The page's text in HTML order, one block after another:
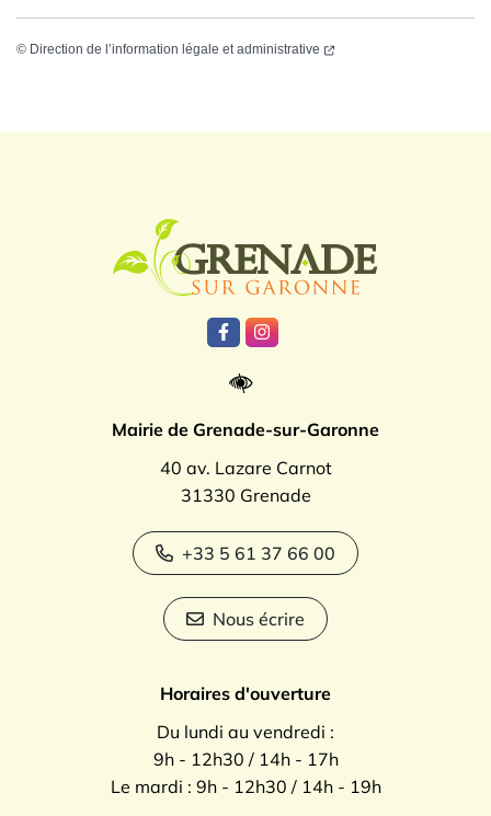
© Direction de l’information légale et administrative
Lien vers le compte Facebook
Lien vers le compte
Mairie de Grenade-sur-Garonne
40 av. Lazare Carnot
31330 Grenade
+33 5 61 37 66 00
Nous écrire
Horaires d'ouverture
Du lundi au vendredi :
9h - 12h30 / 14h - 17h
Le mardi : 9h - 12h30 / 14h - 19h